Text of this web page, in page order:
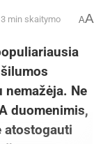
min skaitymo AA
Ne
duomenimis,
atostogauti